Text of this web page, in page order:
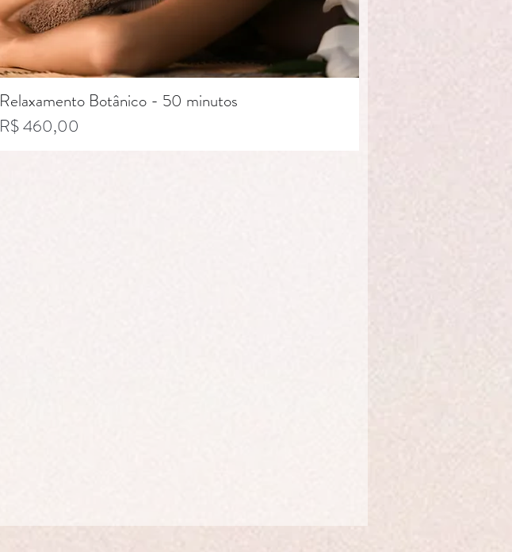
Relaxamento Botânico - 50 minutos
Preço
R$ 460,00